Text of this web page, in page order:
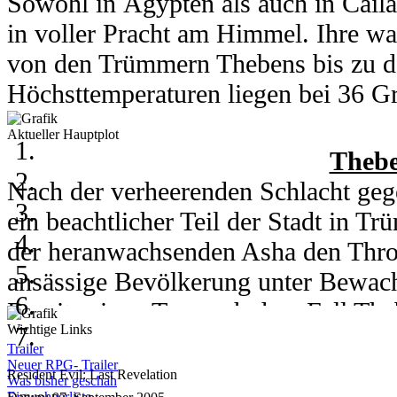
in voller Pracht am Himmel. Ihre
von den Trümmern Thebens bis zu
Höchsttemperaturen liegen bei 36
Grad runter.
In Kou herrschen am 6. und 7. Juli
Grad. Am 8. des Monats kühlt ein
auf 28 Grad runter. Nachts erreicht
06. - 08. Juli 2003
Wetter
Die Tage in Domino City sind
Aktueller Hauptplot
Nach der verheerenden Schlacht
ein beachtlicher Teil der Stadt in
der heranwachsenden Asha den
ansässige Bevölkerung unter
Bereits einen Tag nach dem Fall
gezwungen ihre eigene Stadt im
wieder aufzubauen.
Wichtige Links
Trailer
Neuer RPG- Trailer
Was bisher geschah
Resident Evil: Last Revelation